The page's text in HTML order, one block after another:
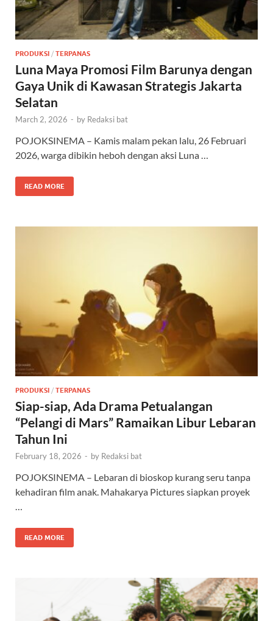
PRODUKSI / TERPANAS
Luna Maya Promosi Film Barunya dengan
Gaya Unik di Kawasan Strategis Jakarta
Selatan
March 2, 2026 - by Redaksi bat
POJOKSINEMA – Kamis malam pekan lalu, 26 Februari
2026, warga dibikin heboh dengan aksi Luna …
READ MORE
PRODUKSI / TERPANAS
Siap-siap, Ada Drama Petualangan
“Pelangi di Mars” Ramaikan Libur Lebaran
Tahun Ini
February 18, 2026 - by Redaksi bat
POJOKSINEMA – Lebaran di bioskop kurang seru tanpa
kehadiran film anak. Mahakarya Pictures siapkan proyek
READ MORE